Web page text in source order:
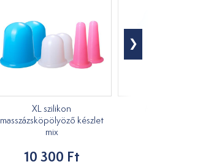
XL szilikon
masszázsköpölyöző készlet
mix
10 300 Ft